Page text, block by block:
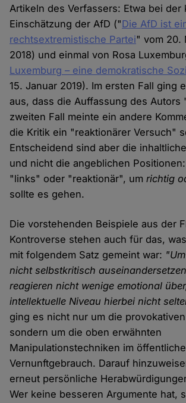
Artikeln des Verfassers: Etwa bei der
Einschätzung der AfD ("Die AfD ist
rechtsextremistische Partei" vom 20.
2018) und einmal von Rosa
Luxemburg – eine demokratische
15. Januar 2019). Im ersten Fall ging
aus, dass die Auffassung des Autors
zweiten Fall meinte ein andere
die Kritik ein "reaktionärer Versuch"
Entscheidend sind aber die
und nicht die angeblichen
"links" oder "reaktionär", umrichtig
sollte es gehen.
Die vorstehenden Beispiele aus der
Kontroverse stehen auch für das,
mit folgendem Satz gemeint war:
nicht selbstkritisch
reagieren nicht wenige emotional
intellektuelle Niveau hierbei nicht
ging es nicht nur um die
sondern um die oben erwähnten
Manipulationstechniken im
Vernunftgebrauch. Darauf
erneut persönliche
Wer keine besseren Argumente hat,